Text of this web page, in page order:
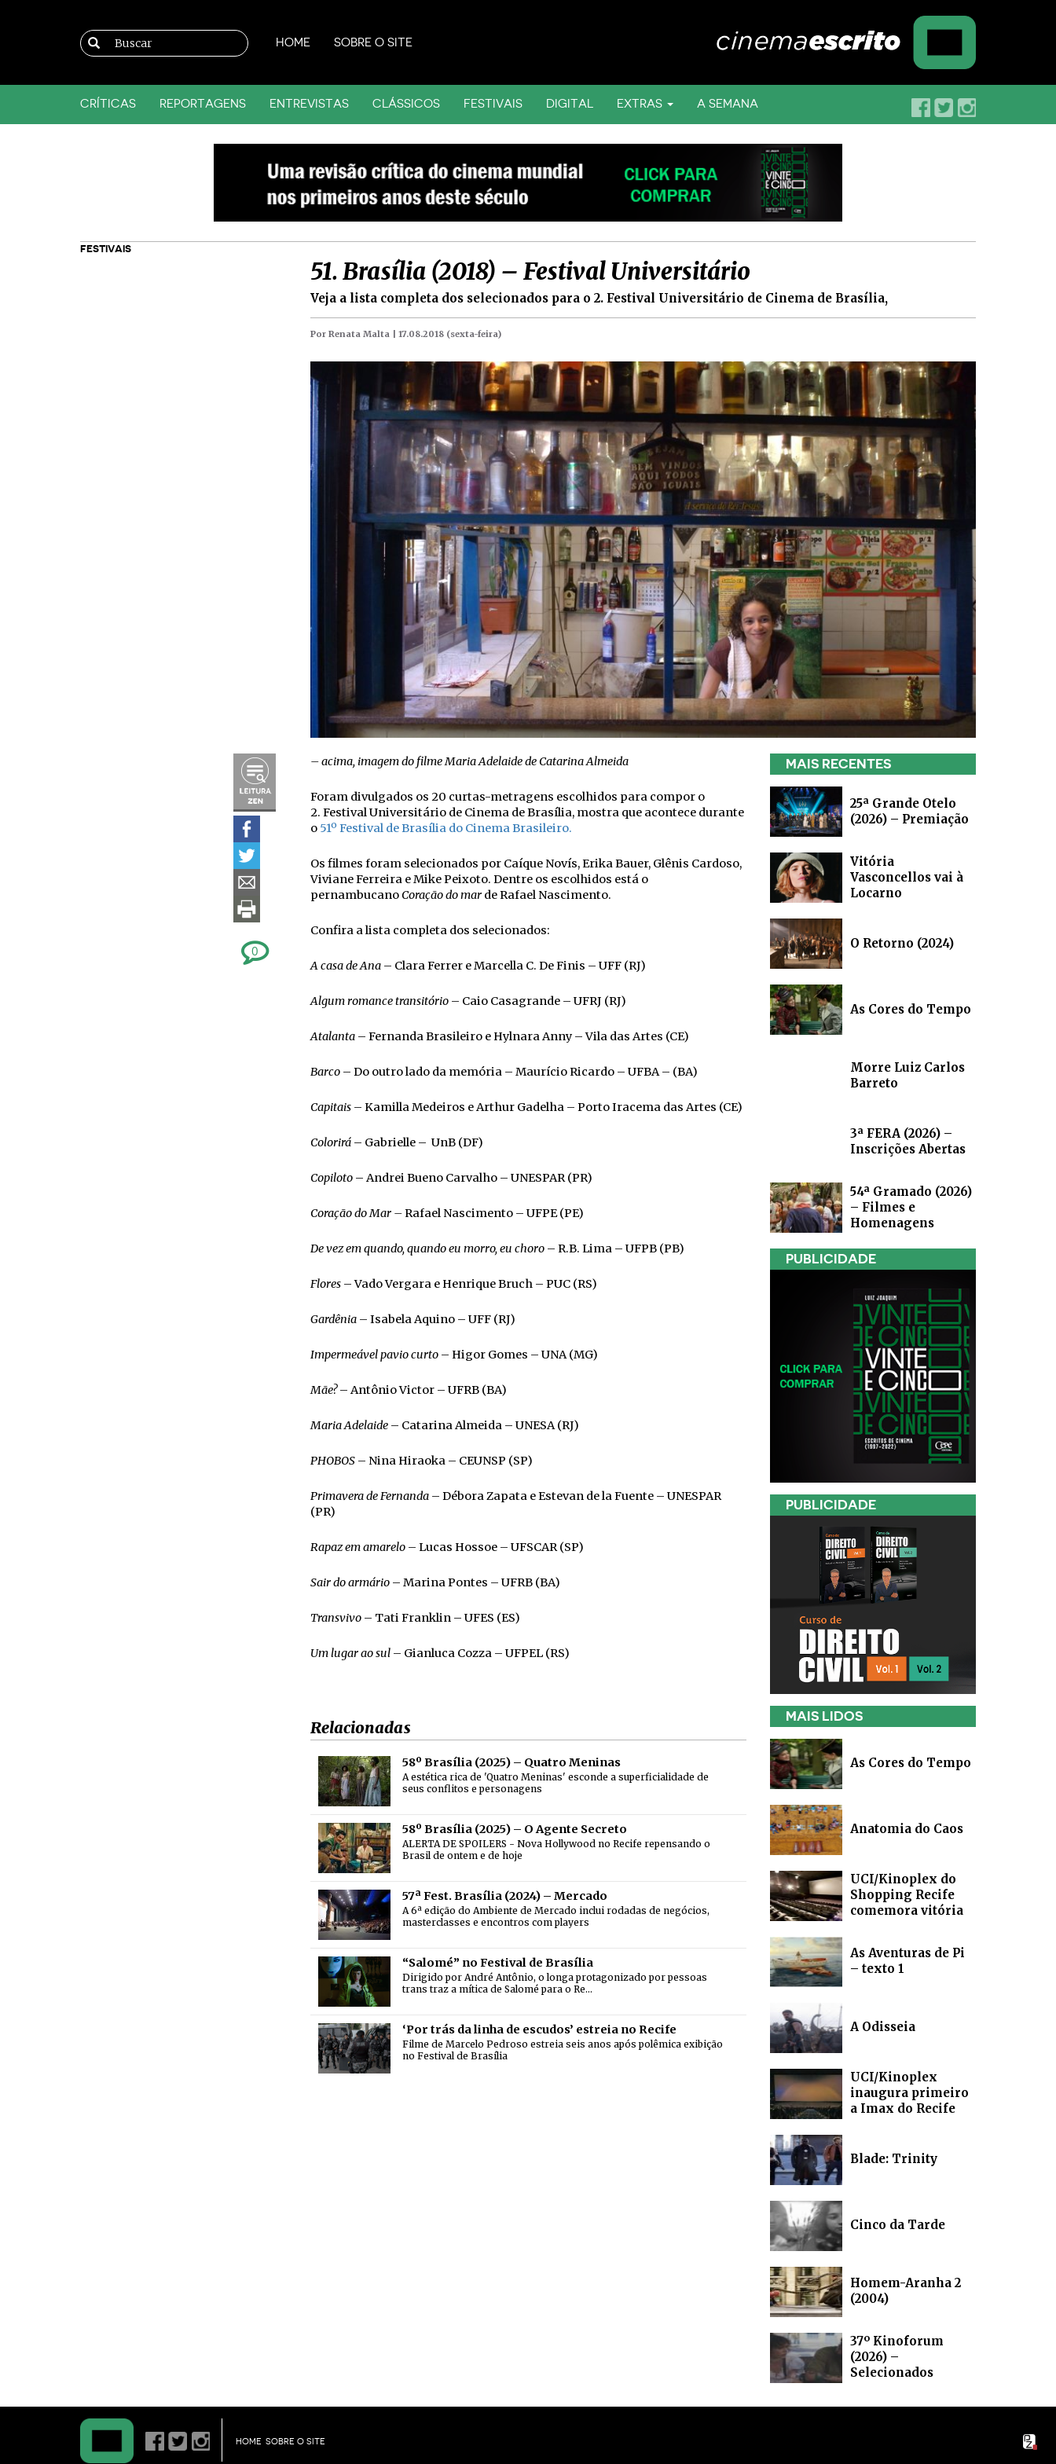
HOME SOBRE O SITE
CRÍTICAS REPORTAGENS ENTREVISTAS CLÁSSICOS FESTIVAIS DIGITAL EXTRAS A SEMANA
FESTIVAIS
51. Brasília (2018) – Festival Universitário
Veja a lista completa dos selecionados para o 2. Festival Universitário de Cinema de Brasília,
Por Renata Malta | 17.08.2018 (sexta-feira)
0
– acima, imagem do filmeMaria Adelaide de Catarina Almeida
Foram divulgados os 20 curtas-metragens escolhidos para compor o
2. Festival Universitário de Cinema de Brasília, mostra que acontece durante
o 51º Festival de Brasília do Cinema Brasileiro.
Os filmes foram selecionados por Caíque Novís, Erika Bauer, Glênis Cardoso,
Viviane Ferreira e Mike Peixoto. Dentre os escolhidos está o
pernambucanoCoração do marde Rafael Nascimento.
Confira a lista completa dos selecionados:
A casa de Ana– Clara Ferrer e Marcella C. De Finis – UFF (RJ)
Algum romance transitório– Caio Casagrande – UFRJ (RJ)
Atalanta– Fernanda Brasileiro e Hylnara Anny – Vila das Artes (CE)
Barco– Do outro lado da memória – Maurício Ricardo – UFBA – (BA)
Capitais– Kamilla Medeiros e Arthur Gadelha – Porto Iracema das Artes (CE)
Colorirá– Gabrielle – UnB (DF)
Copiloto– Andrei Bueno Carvalho – UNESPAR (PR)
Coração do Mar –Rafael Nascimento – UFPE (PE)
De vez em quando, quando eu morro, eu choro– R.B. Lima – UFPB (PB)
Flores– Vado Vergara e Henrique Bruch – PUC (RS)
Gardênia– Isabela Aquino – UFF (RJ)
Impermeável pavio curto– Higor Gomes – UNA (MG)
Mãe?– Antônio Victor – UFRB (BA)
Maria Adelaide– Catarina Almeida – UNESA (RJ)
PHOBOS– Nina Hiraoka – CEUNSP (SP)
Primavera de Fernanda– Débora Zapata e Estevan de la Fuente – UNESPAR
(PR)
Rapaz em amarelo– Lucas Hossoe – UFSCAR (SP)
Sair do armário– Marina Pontes – UFRB (BA)
Transvivo– Tati Franklin – UFES (ES)
Um lugar ao sul– Gianluca Cozza – UFPEL (RS)
Relacionadas
58º Brasília (2025) – Quatro Meninas
A estética rica de 'Quatro Meninas' esconde a superficialidade de
seus conflitos e personagens
58º Brasília (2025) – O Agente Secreto
ALERTA DE SPOILERS - Nova Hollywood no Recife repensando o
Brasil de ontem e de hoje
57ª Fest. Brasília (2024) – Mercado
A 6ª edição do Ambiente de Mercado inclui rodadas de negócios,
masterclasses e encontros com players
“Salomé” no Festival de Brasília
Dirigido por André Antônio, o longa protagonizado por pessoas
trans traz a mítica de Salomé para o Re…
‘Por trás da linha de escudos’ estreia no Recife
Filme de Marcelo Pedroso estreia seis anos após polêmica exibição
no Festival de Brasília
MAIS RECENTES
25ª Grande Otelo
(2026) – Premiação
Vitória
Vasconcellos vai à
Locarno
O Retorno (2024)
As Cores do Tempo
Morre Luiz Carlos
Barreto
3ª FERA (2026) –
Inscrições Abertas
54ª Gramado (2026)
– Filmes e
Homenagens
PUBLICIDADE
PUBLICIDADE
MAIS LIDOS
As Cores do Tempo
Anatomia do Caos
UCI/Kinoplex do
Shopping Recife
comemora vitória
As Aventuras de Pi
– texto 1
A Odisseia
UCI/Kinoplex
inaugura primeiro
a Imax do Recife
Blade: Trinity
Cinco da Tarde
Homem-Aranha 2
(2004)
37º Kinoforum
(2026) –
Selecionados
HOME SOBRE O SITE